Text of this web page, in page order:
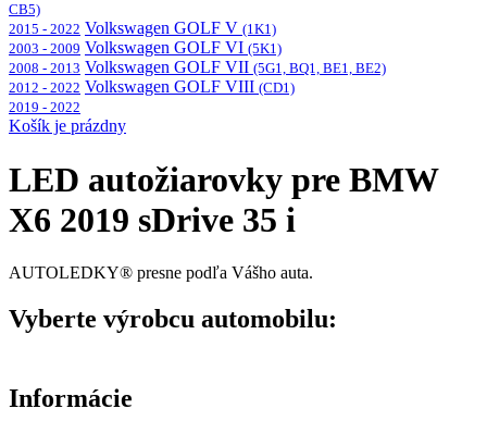
CB5)
2015 - 2022 Volkswagen GOLF V (1K1)
2003 - 2009 Volkswagen GOLF VI (5K1)
2008 - 2013 Volkswagen GOLF VII (5G1, BQ1, BE1, BE2)
2012 - 2022 Volkswagen GOLF VIII (CD1)
2019 - 2022
Košík je prázdny
LED autožiarovky pre BMW
X6 2019 sDrive 35 i
AUTOLEDKY® presne podľa Vášho auta.
Vyberte výrobcu automobilu:
Informácie